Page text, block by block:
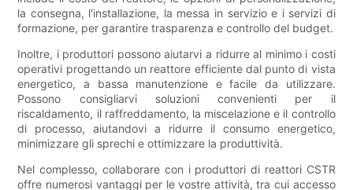
la consegna, l'installazione, la messa in servizio e i servizi di
formazione, per garantire trasparenza e controllo del budget.
Inoltre, i produttori possono aiutarvi a ridurre al minimo i costi
operativi progettando un reattore efficiente dal punto di vista
energetico, a bassa manutenzione e facile da utilizzare.
Possono consigliarvi soluzioni convenienti per il
riscaldamento, il raffreddamento, la miscelazione e il controllo
di processo, aiutandovi a ridurre il consumo energetico,
minimizzare gli sprechi e ottimizzare la produttività.
Nel complesso, collaborare con i produttori di reattori CSTR
offre numerosi vantaggi per le vostre attività, tra cui accesso